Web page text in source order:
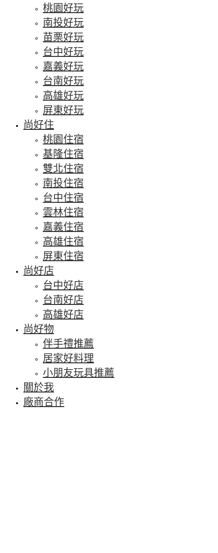
桃園好玩
南投好玩
苗栗好玩
台中好玩
嘉義好玩
台南好玩
高雄好玩
屏東好玩
尚好住
桃園住宿
基隆住宿
雙北住宿
南投住宿
台中住宿
雲林住宿
嘉義住宿
高雄住宿
屏東住宿
尚好店
台中好店
台南好店
高雄好店
尚好物
伴手禮推薦
居家好料理
小朋友玩具推薦
關於我
廠商合作